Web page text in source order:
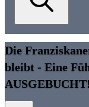
Die
bleibt - Eine
AUSGEBUCHT!